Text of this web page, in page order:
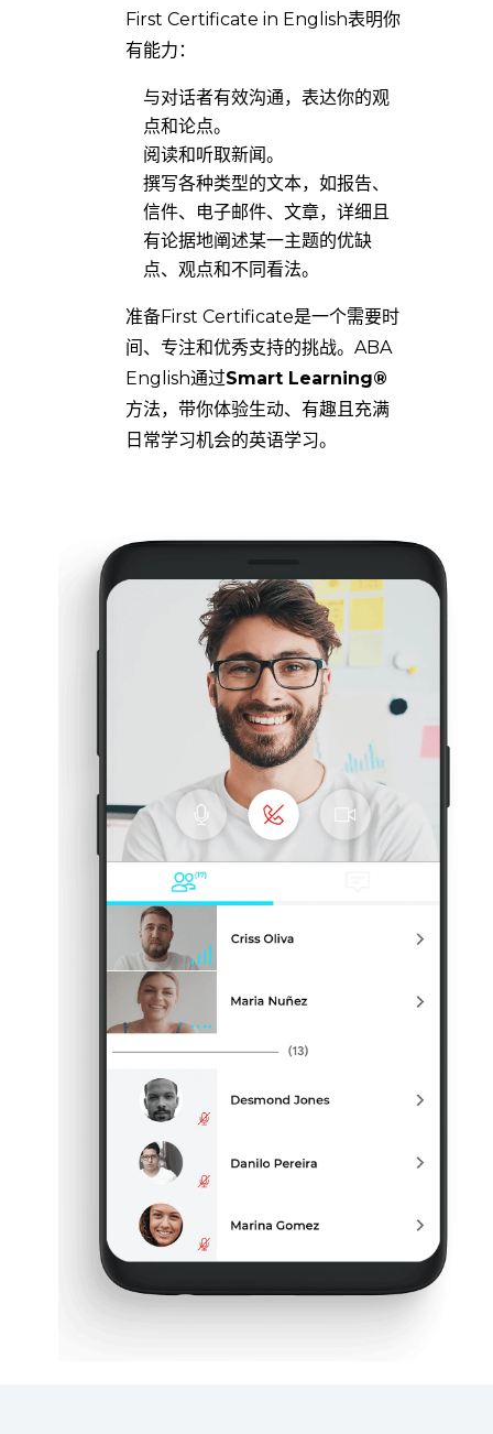
First Certificate in English表明你
有能力：
与对话者有效沟通，表达你的观
点和论点。
阅读和听取新闻。
撰写各种类型的文本，如报告、
信件、电子邮件、文章，详细且
有论据地阐述某一主题的优缺
点、观点和不同看法。
准备First Certificate是一个需要时
间、专注和优秀支持的挑战。ABA
English通过Smart Learning®
方法，带你体验生动、有趣且充满
日常学习机会的英语学习。